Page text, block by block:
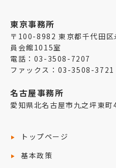
東京事務所
〒100-8982 東京都千代田
員会館1015室
電話：03-3508-7207
ファックス：03-3508-3721
名古屋事務所
愛知県北名古屋市九之坪東町
トップページ
基本政策